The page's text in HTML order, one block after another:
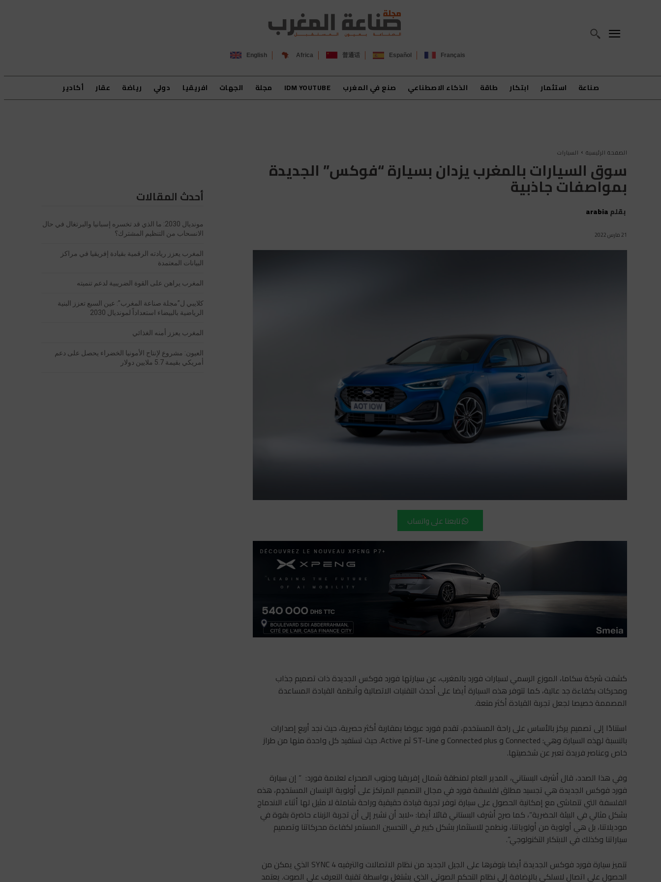
Français
Español
普通话
Africa
English
صناعة استثمار ابتكار طاقة الذكاء الاصطناعي صنع في المغرب IDM YOUTUBE مجلة الجهات افريقيا دولي رياضة عقار أكادير
الصفحة الرئيسية السيارات
أحدث المقالات
مونديال 2030: ما الذي قد تخسره إسبانيا والبرتغال في حال
الانسحاب من التنظيم المشترك؟
المغرب يعزز ريادته الرقمية بقيادة إفريقيا في مراكز
البيانات المعتمدة
المغرب يراهن على القوة الضريبية لدعم تنميته
كلايبي ل”مجلة صناعة المغرب”: عين السبع تعزز البنية
الرياضية بالبيضاء استعداداً لمونديال 2030
المغرب يعزز أمنه الغذائي
العيون: مشروع لإنتاج الأمونيا الخضراء يحصل على دعم
أمريكي بقيمة 5.7 ملايين دولار
سوق السيارات بالمغرب يزدان بسيارة “فوكس” الجديدة
بمواصفات جاذبية
بقلمarabia
21 مارس 2022
تابعنا على واتساب
كشفت شركة سكاما، الموزع الرسمي لسيارات فورد بالمغرب، عن سيارتها فورد فوكس الجديدة ذات تصميم جذاب
ومحركات بكفاءة جد عالية، كما تتوفر هذه السيارة أيضا على أحدث التقنيات الاتصالية وأنظمة القيادة المساعدة
المصممة خصيصا لجعل تجربة القيادة أكثر متعة.
استنادًا إلى تصميم يركز بالأساس على راحة المستخدم، تقدم فورد عروضا بمقاربة أكثر حصرية، حيث نجد أربع إصدارات
بالنسبة لهذه السيارة وهي: Connected و Connected plus و ST-Line ثم Active. حيث تستفيد كل واحدة منها من طراز
خاص وعناصر فريدة تعبر عن شخصيتها.
وفي هذا الصدد، قال أشرف البستاني، المدير العام لمنطقة شمال إفريقيا وجنوب الصحراء لعلامة فورد: ” إن سيارة
فورد فوكس الجديدة هي تجسيد مطلق لفلسفة فورد في مجال التصميم المرتكز على أولوية الإنسان المستخدِم، هذه
الفلسفة التي تتماشى مع إمكانية الحصول على سيارة توفر تجربة قيادة حقيقية وراحة شاملة لا مثيل لها أثناء الاندماج
بشكل مثالي في البيئة الحضرية”، كما صرح أشرف البستاني قائلا أيضا: «لابد أن نشير إلى أن تجربة الزبناء حاضرة بقوة في
موديلاتنا، بل هي أولوية من أولوياتنا، ونطمح للاستثمار بشكل كبير في التحسين المستمر لكفاءة محركاتنا وتصميم
سياراتنا وكذلك في الابتكار التكنولوجي”.
تتميز سيارة فورد فوكس الجديدة أيضا بتوفرها على الجيل الجديد من نظام الاتصالات والترفيه SYNC 4 الذي يمكن من
الحصول على اتصال لاسلكي بالإضافة إلى نظام التحكم الصوتي الذي يشتغل بواسطة تقنية التعرف على الصوت. يعتمد